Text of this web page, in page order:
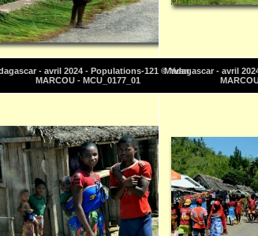
- avril 2024 - Populations-121 © Yvan
MARCOU - MCU_0177_01
Madagascar - avril